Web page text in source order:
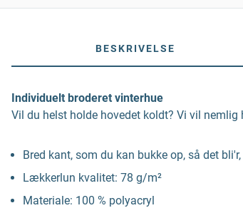
BESKRIVELSE
Individuelt broderet vinterhue
Vil du helst holde hovedet koldt? Vi vil nemlig
Bred kant, som du kan bukke op, så det
Lækkerlun kvalitet: 78 g/m²
Materiale: 100 % polyacryl